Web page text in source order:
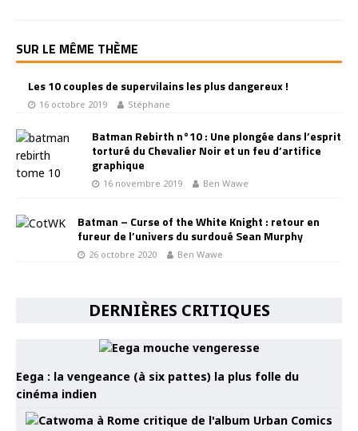
SUR LE MÊME THÈME
Les 10 couples de supervilains les plus dangereux !
16 octobre 2019 Stéphane
Batman Rebirth n°10 : Une plongée dans l’esprit
torturé du Chevalier Noir et un feu d’artifice
graphique
16 novembre 2019 Ben Wawe
Batman – Curse of the White Knight : retour en
fureur de l’univers du surdoué Sean Murphy
26 octobre 2020 Ben Wawe
DERNIÈRES CRITIQUES
Eega : la vengeance (à six pattes) la plus folle du
cinéma indien